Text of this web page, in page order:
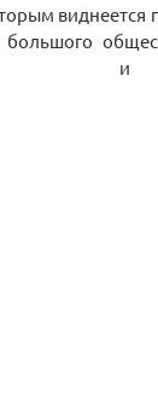
виднеется
и